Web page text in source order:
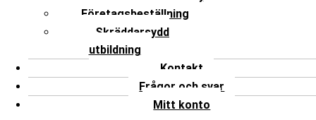
Företagsbeställning
Skräddarsydd
utbildning
Kontakt
Frågor och svar
Mitt konto